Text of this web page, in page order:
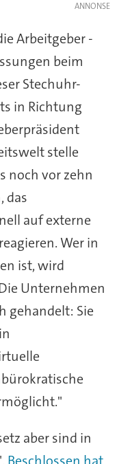
Arbeitgeber -
beim
Stechuhr-
in Richtung
stelle
noch vor zehn
das
auf externe
Wer in
ist, wird
Unternehmen
gehandelt: Sie
aber sind in